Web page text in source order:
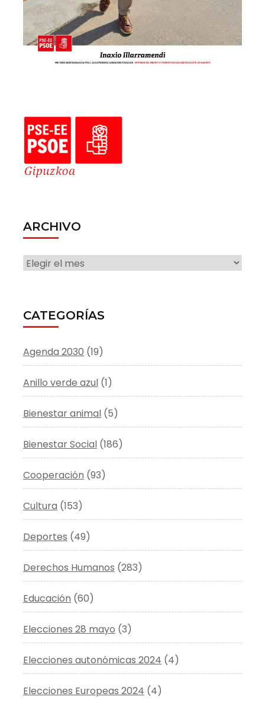
ARCHIVO
ARCHIVO
CATEGORÍAS
Agenda 2030 (19)
Anillo verde azul (1)
Bienestar animal (5)
Bienestar Social (186)
Cooperación (93)
Cultura (153)
Deportes (49)
Derechos Humanos (283)
Educación (60)
Elecciones 28 mayo (3)
Elecciones autonómicas 2024 (4)
Elecciones Europeas 2024 (4)